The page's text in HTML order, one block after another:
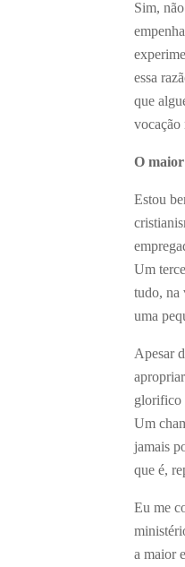
Sim,
essa
que
vocação
O
Estou
Um
tudo, na
uma
Apesar
glorifico
Um
jamais
que é,
Eu me
a maior